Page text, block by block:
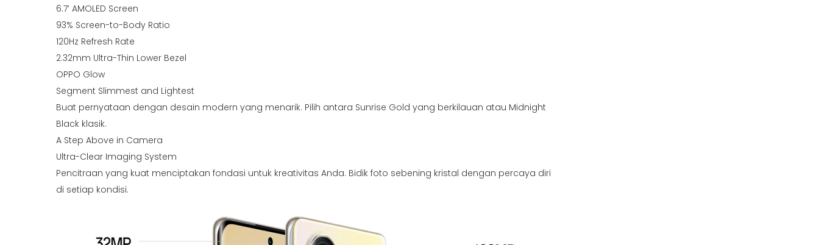
6.7′ AMOLED Screen
93% Screen-to-Body Ratio
120Hz Refresh Rate
2.32mm Ultra-Thin Lower Bezel
OPPO Glow
Segment Slimmest and Lightest
Buat pernyataan dengan desain modern yang menarik. Pilih antara Sunrise Gold yang berkilauan atau Midnight
Black klasik.
A Step Above in Camera
Ultra-Clear Imaging System
Pencitraan yang kuat menciptakan fondasi untuk kreativitas Anda. Bidik foto sebening kristal dengan percaya diri
di setiap kondisi.